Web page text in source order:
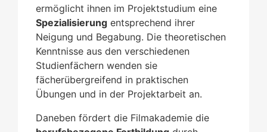
ermöglicht ihnen im Projektstudium eine
Spezialisierung entsprechend ihrer
Neigung und Begabung. Die theoretischen
Kenntnisse aus den verschiedenen
Studienfächern wenden sie
fächerübergreifend in praktischen
Übungen und in der Projektarbeit an.
Daneben fördert die Filmakademie die